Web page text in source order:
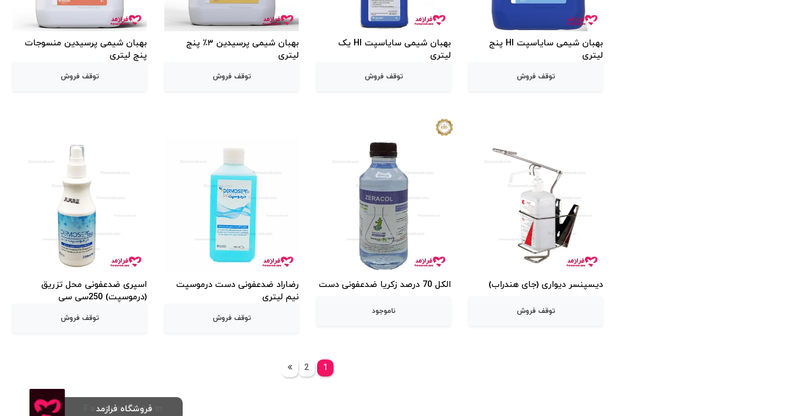
بهبان شیمی سایاسپت HI پنج
لیتری
توقف فروش
بهبان شیمی سایاسپت HI یک
لیتری
توقف فروش
بهبان شیمی پرسیدین ۳٪ پنج
لیتری
توقف فروش
بهبان شیمی پرسیدین منسوجات
پنج لیتری
توقف فروش
دیسپنسر دیواری (جای هندراب)
توقف فروش
الکل 70 درصد زکریا ضدعفونی دست
ناموجود
رضاراد ضدعفونی دست درموسپت
نیم لیتری
توقف فروش
اسپری ضدعفونی محل تزریق
(درموسپت) 250سی سی
توقف فروش
1
2
فروشگاه فرازمد
Farazmed.com